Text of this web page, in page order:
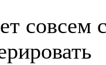
совсем